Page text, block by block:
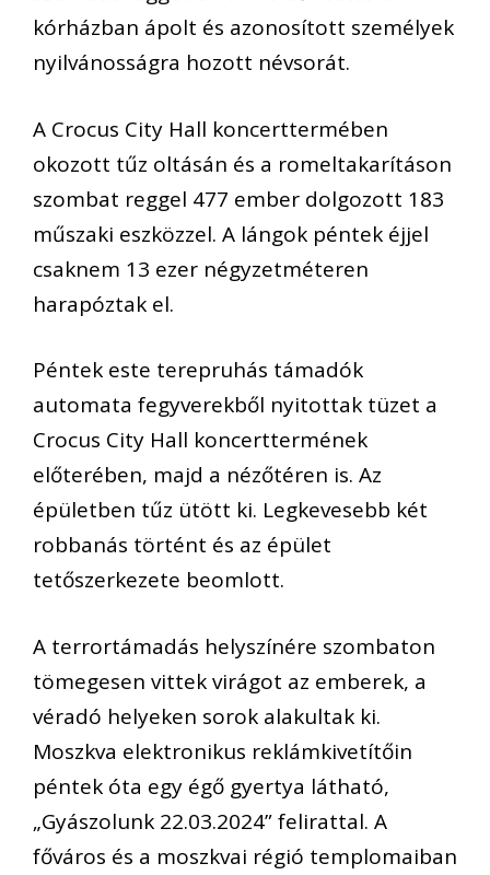
kórházban ápolt és azonosított személyek
nyilvánosságra hozott névsorát.
A Crocus City Hall koncerttermében
okozott tűz oltásán és a romeltakarításon
szombat reggel 477 ember dolgozott 183
műszaki eszközzel. A lángok péntek éjjel
csaknem 13 ezer négyzetméteren
harapóztak el.
Péntek este terepruhás támadók
automata fegyverekből nyitottak tüzet a
Crocus City Hall koncerttermének
előterében, majd a nézőtéren is. Az
épületben tűz ütött ki. Legkevesebb két
robbanás történt és az épület
tetőszerkezete beomlott.
A terrortámadás helyszínére szombaton
tömegesen vittek virágot az emberek, a
véradó helyeken sorok alakultak ki.
Moszkva elektronikus reklámkivetítőin
péntek óta egy égő gyertya látható,
„Gyászolunk 22.03.2024” felirattal. A
főváros és a moszkvai régió templomaiban